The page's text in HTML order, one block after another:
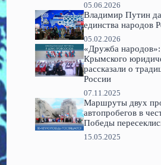
05.06.2026
Владимир Путин
единства народов
05.02.2026
«Дружба
Крымского
рассказали о
России
07.11.2025
Маршруты двух
автопробегов в
Победы
15.05.2025